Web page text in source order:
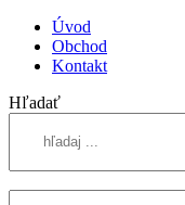
Úvod
Obchod
Kontakt
Hľadať